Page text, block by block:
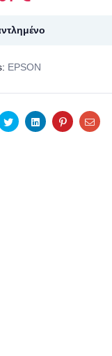
EPSON
TwitterLinkedinPinterestEmail